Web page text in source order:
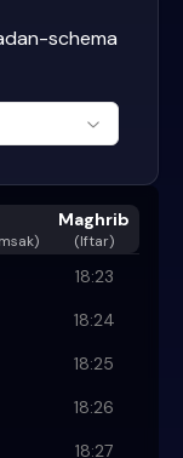
schema
)
Maghrib
(Iftar)
18:23
18:24
18:25
18:26
18:27